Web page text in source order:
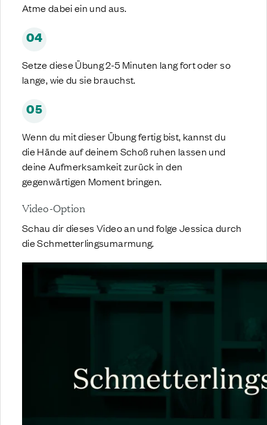
Atme dabei ein und aus.
04
Setze diese Übung 2-5 Minuten lang fort oder so
lange, wie du sie brauchst.
05
Wenn du mit dieser Übung fertig bist, kannst du
die Hände auf deinem Schoß ruhen lassen und
deine Aufmerksamkeit zurück in den
gegenwärtigen Moment bringen.
Video-Option
Schau dir dieses Video an und folge Jessica durch
die Schmetterlingsumarmung.